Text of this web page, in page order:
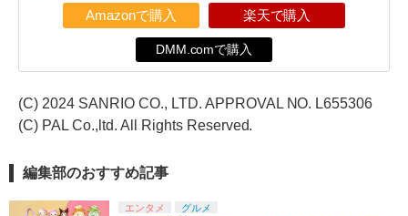
Amazonで購入 楽天で購入
DMM.comで購入
(C) 2024 SANRIO CO., LTD. APPROVAL NO. L655306
(C) PAL Co.,ltd. All Rights Reserved.
編集部のおすすめ記事
エンタメ グルメ